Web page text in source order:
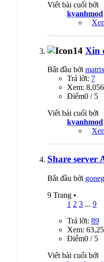
Viết bài cuối bởi
kyanhmod
Xin
Bắt đầu bởi
Trả lời: 7
Xem: 8,056
Ðiểm0 / 5
Viết bài cuối bởi
kyanhmod
Share server
Bắt đầu bởi
9 Trang •
1 2 3 ... 9
Trả lời: 89
Xem:
Ðiểm0 / 5
Viết bài cuối bởi